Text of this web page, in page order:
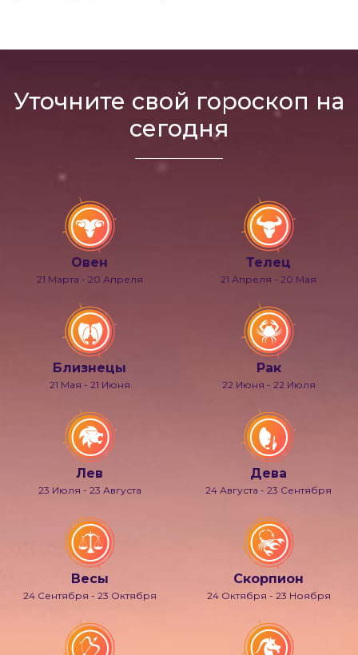
Уточните свой гороскоп на
сегодня
Овен
21 Марта - 20 Апреля
Телец
21 Апреля - 20 Мая
Близнецы
21 Мая - 21 Июня
Рак
22 Июня - 22 Июля
Лев
23 Июля - 23 Августа
Дева
24 Августа - 23 Сентября
Весы
24 Сентября - 23 Октября
Скорпион
24 Октября - 23 Ноября